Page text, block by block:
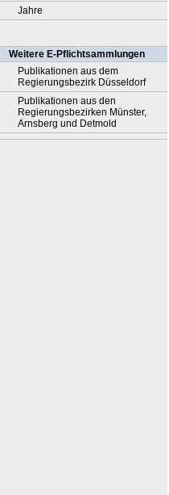
Jahre
Weitere E-Pflichtsammlungen
Publikationen aus dem
Regierungsbezirk Düsseldorf
Publikationen aus den
Regierungsbezirken Münster,
Arnsberg und Detmold